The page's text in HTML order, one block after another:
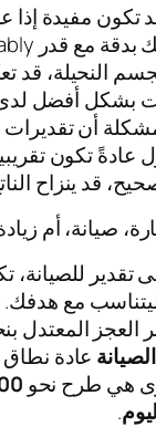
تكون مفيدة
النحيلة، قد
بشكل أفضل لدى
أن
تكون
قد ينزاح
صيانة، أم
للصيانة،
ليتناسب مع هدفك.
العجز المعتدل
عادة
هي طرح نحو
.